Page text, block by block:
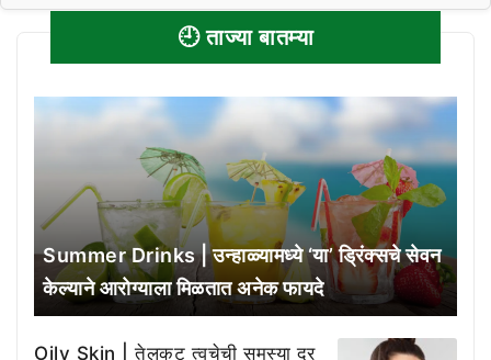
🕘 ताज्या बातम्या
Summer Drinks | उन्हाळ्यामध्ये ‘या’ ड्रिंक्सचे सेवन
केल्याने आरोग्याला मिळतात अनेक फायदे
Oily Skin | तेलकट त्वचेची समस्या दूर